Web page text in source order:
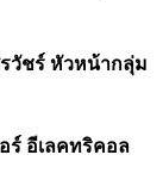
วัชร์ หัวหน้ากลุ่ม
ร์ อีเลคทริคอล